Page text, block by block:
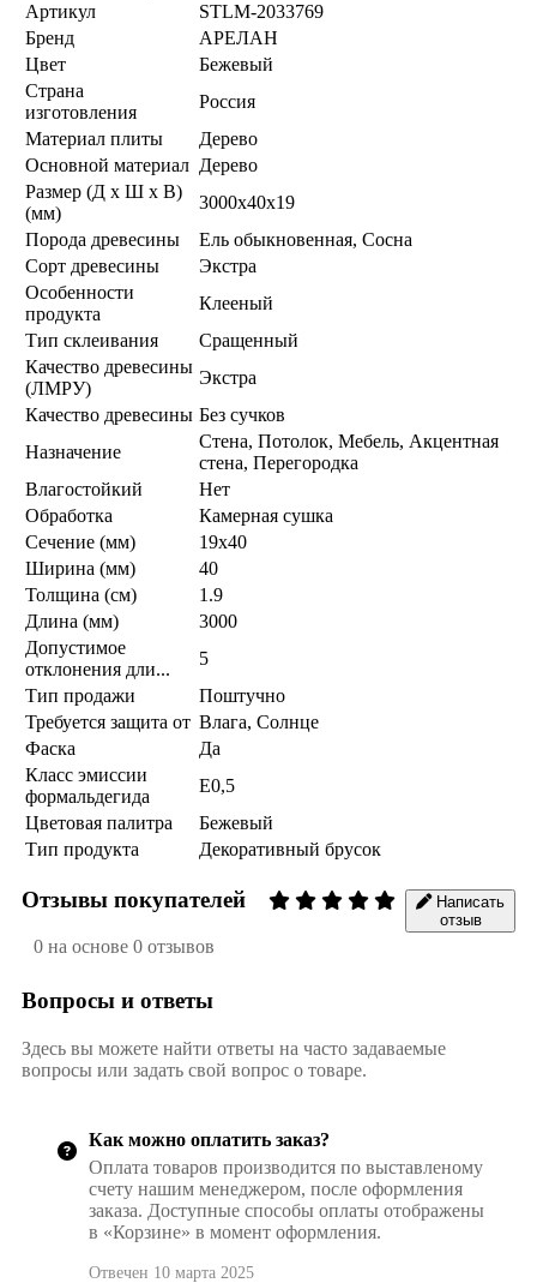
Артикул
STLM-2033769
Бренд
АРЕЛАН
Цвет
Бежевый
Страна
изготовления
Россия
Материал плиты
Дерево
Основной материал Дерево
Размер (Д х Ш х В)
(мм)
3000х40х19
Порода древесины
Ель обыкновенная, Сосна
Сорт древесины
Экстра
Особенности
продукта
Клееный
Тип склеивания
Сращенный
Качество древесины
(ЛМРУ)
Экстра
Качество древесины Без сучков
Назначение
Стена, Потолок, Мебель, Акцентная
стена, Перегородка
Влагостойкий
Нет
Обработка
Камерная сушка
Сечение (мм)
19х40
Ширина (мм)
40
Толщина (см)
1.9
Длина (мм)
3000
Допустимое
отклонения дли...
5
Тип продажи
Поштучно
Требуется защита от Влага, Солнце
Фаска
Да
Класс эмиссии
формальдегида
E0,5
Цветовая палитра
Бежевый
Тип продукта
Декоративный брусок
Отзывы покупателей
0 на основе 0 отзывов
Написать
отзыв
Вопросы и ответы
Здесь вы можете найти ответы на часто задаваемые
вопросы или задать свой вопрос о товаре.
Как можно оплатить заказ?
Оплата товаров производится по выставленому
счету нашим менеджером, после оформления
заказа. Доступные способы оплаты отображены
в «Корзине» в момент оформления.
Отвечен 10 марта 2025